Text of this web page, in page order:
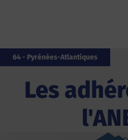
Les
64 - Pyrénées-Atlantiques
14 - Calvados
66 - Pyrénées-Orientales
85 - Vendée
17 - Charente-Maritime
56 - Morbihan
35 - Îlle-et-Vilaine
85 - Vendée
33 - Gironde
64 - Pyrénées-Atlantiques